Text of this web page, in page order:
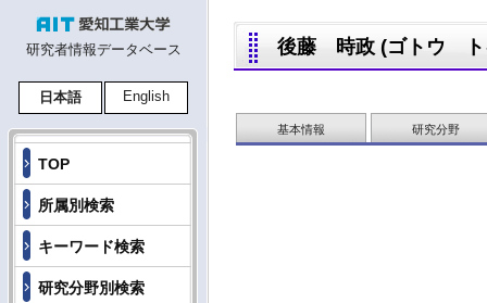
研究者情報データベース
日本語 English
TOP
所属別検索
キーワード検索
研究分野別検索
後藤 時政 (ゴトウ ト
基本情報 研究分野